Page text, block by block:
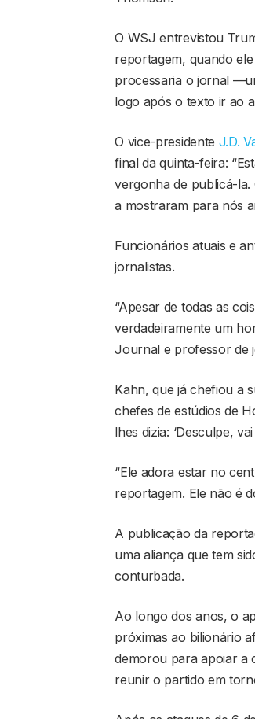
O WSJ entrevistou
reportagem, quando
processaria o jornal
logo após o texto ir ao
O vice-presidente J.D.
final da quinta-feira:
vergonha de publicá-la.
a mostraram para nós
Funcionários atuais e
jornalistas.
“Apesar de todas as
verdadeiramente um
Journal e professor de
Kahn, que já chefiou a
chefes de estúdios de
lhes dizia: ‘Desculpe,
“Ele adora estar no
reportagem. Ele não é
A publicação da
uma aliança que tem
conturbada.
Ao longo dos anos, o
próximas ao bilionário
demorou para apoiar a
reunir o partido em